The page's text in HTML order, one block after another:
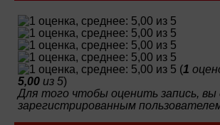
(1
5,00 из 5)
Для того чтобы оценить запись,
зарегистрированным